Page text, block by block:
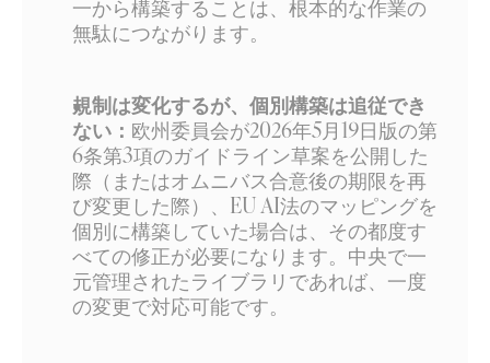
一から構築することは、根本的な作業の
無駄につながります。
規制は変化するが、個別構築は追従でき
ない： 欧州委員会が2026年5月19日版の第
6条第3項のガイドライン草案を公開した
際（またはオムニバス合意後の期限を再
び変更した際）、EU AI法のマッピングを
個別に構築していた場合は、その都度す
べての修正が必要になります。中央で一
元管理されたライブラリであれば、一度
の変更で対応可能です。